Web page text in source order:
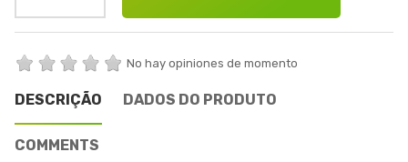
No hay opiniones de momento
DESCRIÇÃO DADOS DO PRODUTO
COMMENTS